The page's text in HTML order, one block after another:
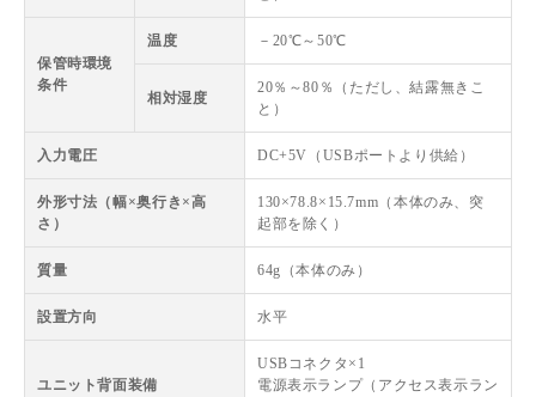
保管時環境
条件
温度 －20℃～50℃
相対湿度
20％～80％（ただし、結露無きこ
と）
入力電圧 DC+5V（USBポートより供給）
外形寸法（幅×奥行き×高
さ）
130×78.8×15.7mm（本体のみ、突
起部を除く）
質量 64g（本体のみ）
設置方向 水平
ユニット背面装備
USBコネクタ×1
電源表示ランプ（アクセス表示ラン